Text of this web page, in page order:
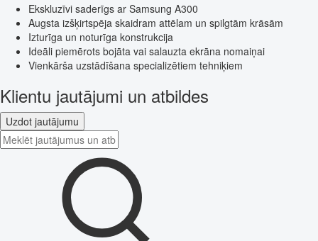
Ekskluzīvi saderīgs ar Samsung A300
Augsta izšķirtspēja skaidram attēlam un spilgtām krāsām
Izturīga un noturīga konstrukcija
Ideāli piemērots bojāta vai salauzta ekrāna nomaiņai
Vienkārša uzstādīšana specializētiem tehniķiem
Klientu jautājumi un atbildes
Uzdot jautājumu